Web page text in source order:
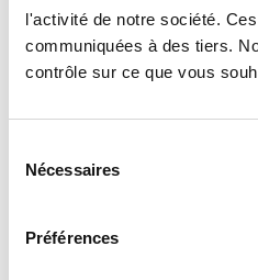
l'activité de notre société.
communiquées à des tiers.
contrôle sur ce que vous
Nécessaires
Préférences
Réf. : 0601100 EN STOCK